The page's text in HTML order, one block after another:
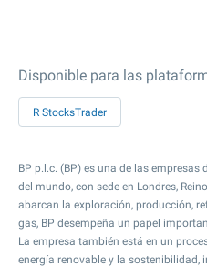
Disponible para las
R StocksTrader
BP p.l.c. (BP) es una de las
del mundo, con sede en Londres,
abarcan la exploración, producción,
gas, BP desempeña un papel
La empresa también está en un
energía renovable y la sostenibilidad,